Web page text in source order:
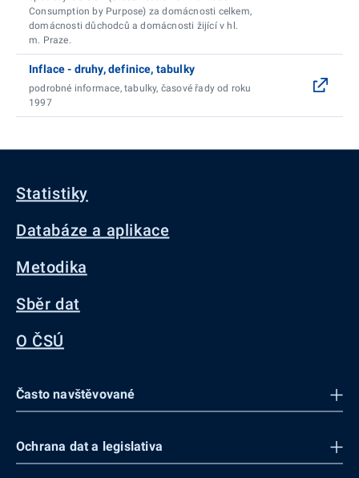
Consumption by Purpose) za domácnosti celkem,
domácnosti důchodců a domácnosti žijící v hl.
m. Praze.
Inflace - druhy, definice, tabulky
podrobné informace, tabulky, časové řady od roku
1997
Statistiky
Databáze a aplikace
Metodika
Sběr dat
O ČSÚ
Často navštěvované
Ochrana dat a legislativa